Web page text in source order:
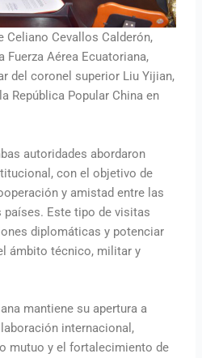
Celiano Cevallos Calderón,
Fuerza Aérea Ecuatoriana,
del coronel superior Liu Yijian,
República Popular China en
autoridades abordaron
con el objetivo de
y amistad entre las
países. Este tipo de visitas
diplomáticas y potenciar
ámbito técnico, militar y
mantiene su apertura a
internacional,
mutuo y el fortalecimiento de